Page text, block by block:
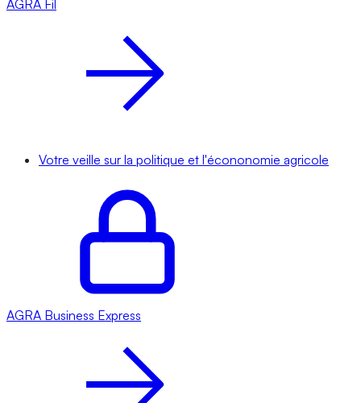
AGRA Fil
Votre veille sur la politique et l'écononomie agricole
AGRA Business Express